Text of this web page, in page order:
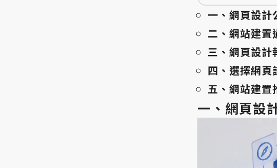
一、網頁設計
二、網站建置
三、網頁設計
四、選擇網頁
五、網站建置
一、網頁設